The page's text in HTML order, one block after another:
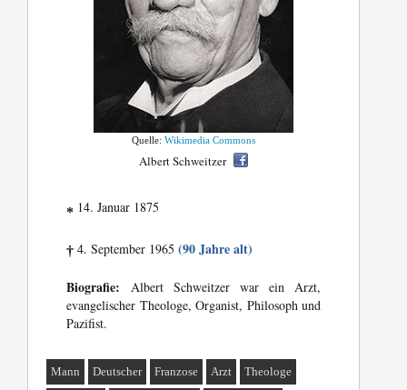
Quelle:Wikimedia Commons
Albert Schweitzer
* 14. Januar 1875
† 4. September 1965(90 Jahre alt)
Biografie: Albert Schweitzer war ein Arzt,
evangelischer Theologe, Organist, Philosoph und
Pazifist.
Mann Deutscher Franzose Arzt Theologe